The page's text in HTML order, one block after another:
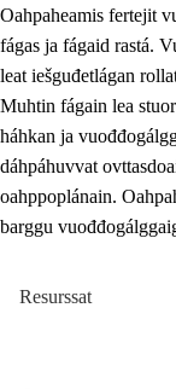
Oahpaheamis fertejit
fágas ja fágaid rastá.
leat iešguđetlágan
Muhtin fágain lea
háhkan ja
dáhpáhuvvat
oahppoplánain.
barggu
Resurssat